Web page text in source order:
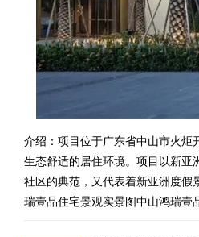
介绍：项目位于广东省中山市火炬
生态舒适的居住环境。项目以新亚
社区的典范，又代表着新亚洲度假
瑞壹品住宅景观实景图中山鸿瑞壹